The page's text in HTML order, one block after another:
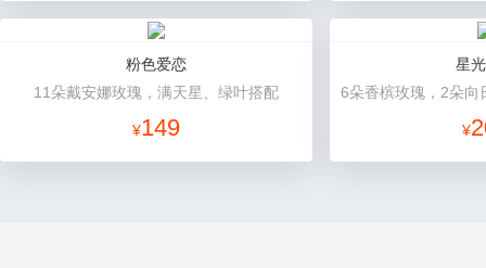
粉色爱恋
11朵戴安娜玫瑰，满天星、绿叶搭配
¥149
星
¥